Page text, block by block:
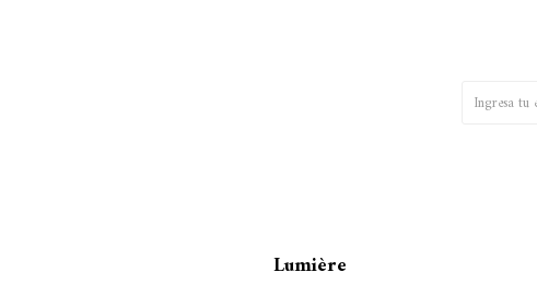
Lumière